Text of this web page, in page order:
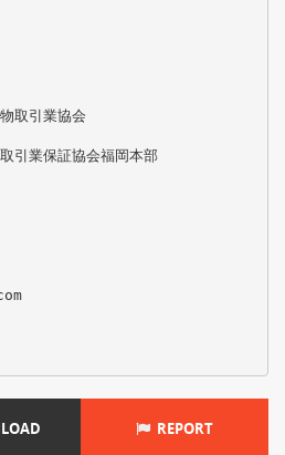
取引業協会
引業保証協会福岡本部
REPORT